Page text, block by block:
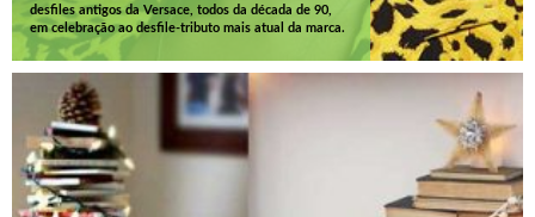
desfiles antigos da Versace, todos da década de 90,
em celebração ao desfile-tributo mais atual da marca.